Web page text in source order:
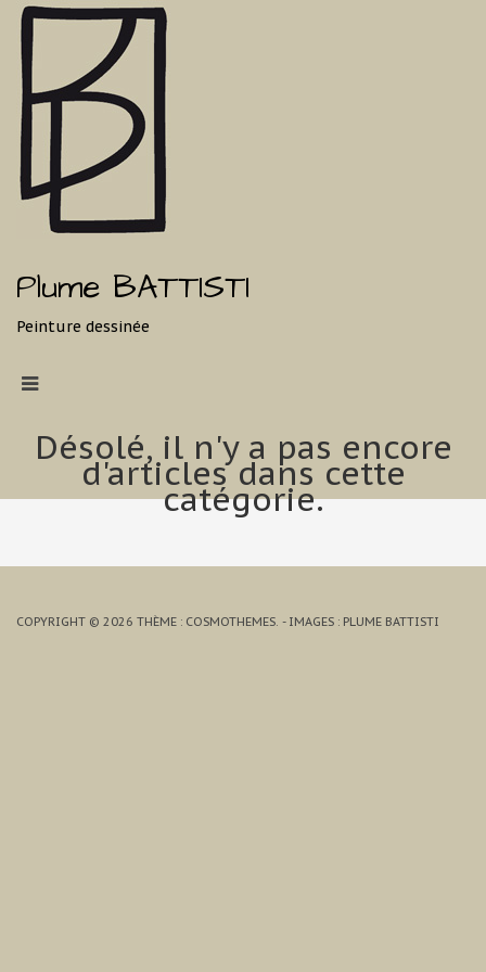
Plume BATTISTI
Peinture dessinée
Désolé, il n'y a pas encore
d'articles dans cette
catégorie.
COPYRIGHT © 2026 THÈME : COSMOTHEMES. - IMAGES : PLUME BATTISTI